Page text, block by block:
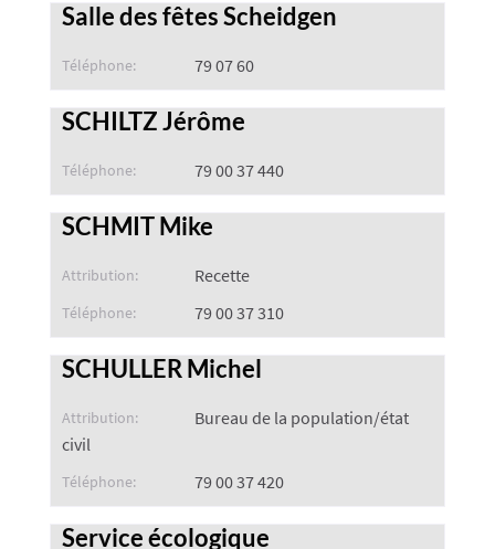
Salle des fêtes Scheidgen
Téléphone: 79 07 60
SCHILTZ Jérôme
Téléphone: 79 00 37 440
SCHMIT Mike
Attribution: Recette
Téléphone: 79 00 37 310
SCHULLER Michel
Attribution:
Bureau de la population/état
civil
Téléphone: 79 00 37 420
Service écologique